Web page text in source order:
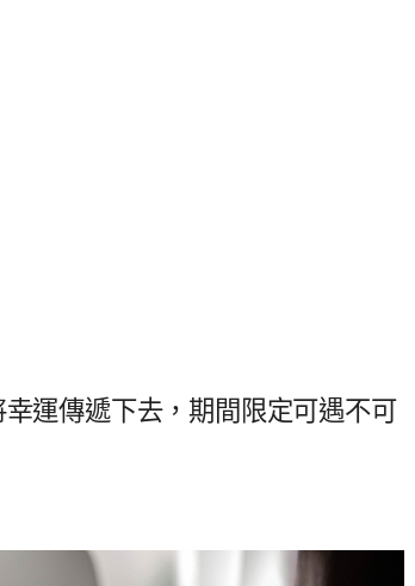
運傳遞下去，期間限定可遇不可